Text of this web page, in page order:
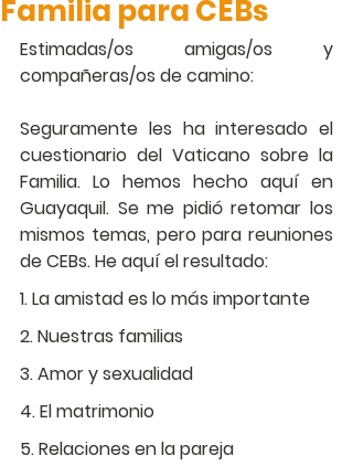
Familia para CEBs
Estimadas/os amigas/os y
compañeras/os de camino:
Seguramente les ha interesado el
cuestionario del Vaticano sobre la
Familia. Lo hemos hecho aquí en
Guayaquil. Se me pidió retomar los
mismos temas, pero para reuniones
de CEBs. He aquí el resultado:
1. La amistad es lo más importante
2. Nuestras familias
3. Amor y sexualidad
4. El matrimonio
5. Relaciones en la pareja